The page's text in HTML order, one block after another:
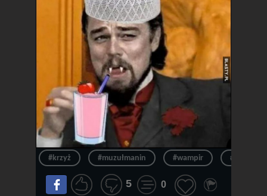
#krzyż #muzułmanin #wampir
5 0